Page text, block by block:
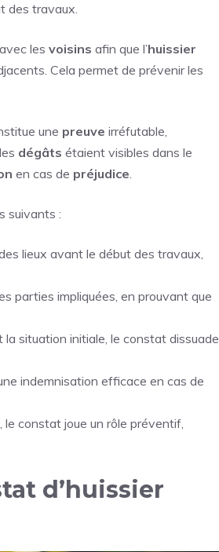
des travaux.
les voisins afin que l’huissier
Cela permet de prévenir les
une preuve irréfutable,
dégâts étaient visibles dans le
en cas de préjudice.
suivants :
lieux avant le début des travaux,
parties impliquées, en prouvant que
situation initiale, le constat dissuade
indemnisation efficace en cas de
constat joue un rôle préventif,
d’huissier